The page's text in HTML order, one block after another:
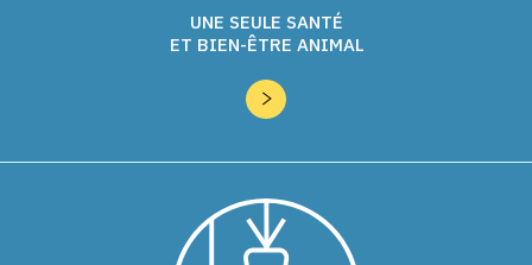
UNE SEULE SANTÉ
ET BIEN-ÊTRE ANIMAL